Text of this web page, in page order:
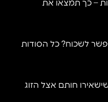
– כך תמצאו את
לשכוח? כל הסודות
חותם אצל הזוג